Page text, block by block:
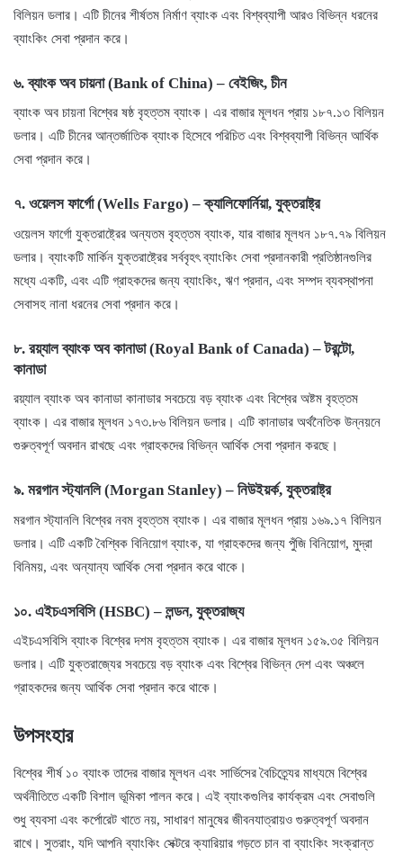
বিলিয়ন ডলার। এটি চীনের শীর্ষতম নির্মাণ ব্যাংক এবং বিশ্বব্যাপী আরও বিভিন্ন ধরনের
ব্যাংকিং সেবা প্রদান করে।
৬.ব্যাংক অব চায়না (Bank of China) – বেইজিং, চীন
ব্যাংক অব চায়না বিশ্বের ষষ্ঠ বৃহত্তম ব্যাংক। এর বাজার মূলধন প্রায় ১৮৭.১৩ বিলিয়ন
ডলার। এটি চীনের আন্তর্জাতিক ব্যাংক হিসেবে পরিচিত এবং বিশ্বব্যাপী বিভিন্ন আর্থিক
সেবা প্রদান করে।
৭. ওয়েলস ফার্গো (Wells Fargo) –ক্যালিফোর্নিয়া, যুক্তরাষ্ট্র
ওয়েলস ফার্গো যুক্তরাষ্ট্রের অন্যতম বৃহত্তম ব্যাংক, যার বাজার মূলধন ১৮৭.৭৯ বিলিয়ন
ডলার। ব্যাংকটি মার্কিন যুক্তরাষ্ট্রের সর্ববৃহৎ ব্যাংকিং সেবা প্রদানকারী প্রতিষ্ঠানগুলির
মধ্যে একটি, এবং এটি গ্রাহকদের জন্য ব্যাংকিং, ঋণ প্রদান, এবং সম্পদ ব্যবস্থাপনা
সেবাসহ নানা ধরনের সেবা প্রদান করে।
৮. রয়্যাল ব্যাংক অব কানাডা (Royal Bank of Canada) –টরন্টো,
কানাডা
রয়্যাল ব্যাংক অব কানাডা কানাডার সবচেয়ে বড় ব্যাংক এবং বিশ্বের অষ্টম বৃহত্তম
ব্যাংক। এর বাজার মূলধন ১৭৩.৮৬ বিলিয়ন ডলার। এটি কানাডার অর্থনৈতিক উন্নয়নে
গুরুত্বপূর্ণ অবদান রাখছে এবং গ্রাহকদের বিভিন্ন আর্থিক সেবা প্রদান করছে।
৯. মরগান স্ট্যানলি (Morgan Stanley) – নিউইয়র্ক, যুক্তরাষ্ট্র
মরগান স্ট্যানলি বিশ্বের নবম বৃহত্তম ব্যাংক। এর বাজার মূলধন প্রায় ১৬৯.১৭ বিলিয়ন
ডলার। এটি একটি বৈশ্বিক বিনিয়োগ ব্যাংক, যা গ্রাহকদের জন্য পুঁজি বিনিয়োগ, মুদ্রা
বিনিময়, এবং অন্যান্য আর্থিক সেবা প্রদান করে থাকে।
১০. এইচএসবিসি (HSBC) – লন্ডন, যুক্তরাজ্য
এইচএসবিসি ব্যাংক বিশ্বের দশম বৃহত্তম ব্যাংক। এর বাজার মূলধন ১৫৯.৩৫ বিলিয়ন
ডলার। এটি যুক্তরাজ্যের সবচেয়ে বড় ব্যাংক এবং বিশ্বের বিভিন্ন দেশ এবং অঞ্চলে
গ্রাহকদের জন্য আর্থিক সেবা প্রদান করে থাকে।
উপসংহার
বিশ্বের শীর্ষ ১০ ব্যাংক তাদের বাজার মূলধন এবং সার্ভিসের বৈচিত্র্যের মাধ্যমে বিশ্বের
অর্থনীতিতে একটি বিশাল ভূমিকা পালন করে। এই ব্যাংকগুলির কার্যক্রম এবং সেবাগুলি
শুধু ব্যবসা এবং কর্পোরেট খাতে নয়, সাধারণ মানুষের জীবনযাত্রায়ও গুরুত্বপূর্ণ অবদান
রাখে। সুতরাং, যদি আপনি ব্যাংকিং সেক্টরে ক্যারিয়ার গড়তে চান বা ব্যাংকিং সংক্রান্ত